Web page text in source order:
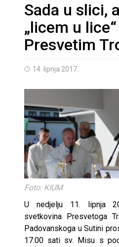
Sada u slici,
„licem u
Presvetim
14. lipnja 2017.
Foto: KIUM
U nedjelju 11. lipnja
svetkovina Presvetoga
Padovanskoga u Sutini
17.00 sati sv. Misu s